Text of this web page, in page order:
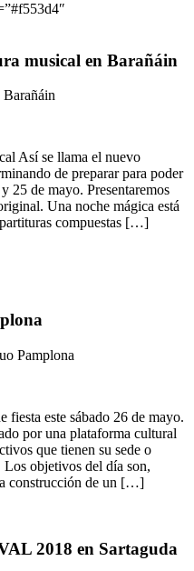
musical en Barañáin
Así se llama el nuevo
de preparar para poder
25 de mayo. Presentaremos
Una noche mágica está
compuestas […]
Pamplona
fiesta este sábado 26 de mayo.
por una plataforma cultural
que tienen su sede o
objetivos del día son,
construcción de un […]
2018 en Sartaguda